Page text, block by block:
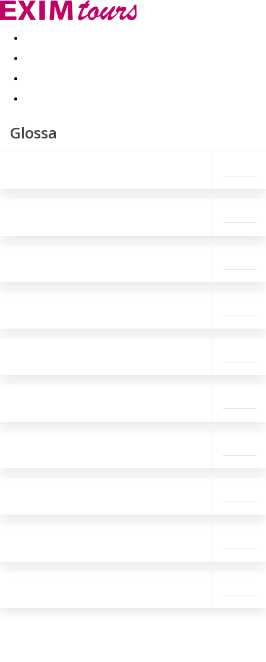
Akční nabídky Last minute
Glossa